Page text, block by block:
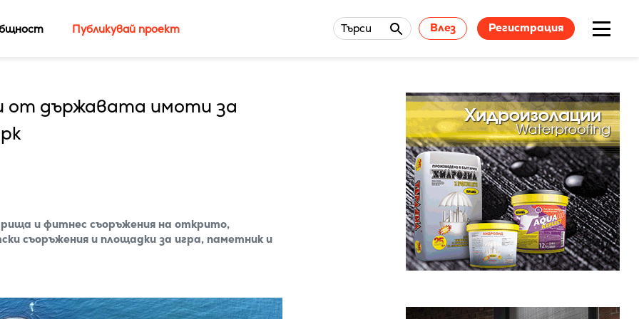
Публикувай проект Търси Влез Регистрация
от държавата имоти за
и фитнес съоръжения на открито,
съоръжения и площадки за игра, паметник и